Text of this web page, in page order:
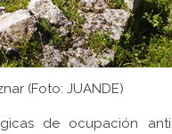
(Foto: JUANDE)
de ocupación